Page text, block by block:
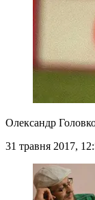
Олександр
31 травня 2017,